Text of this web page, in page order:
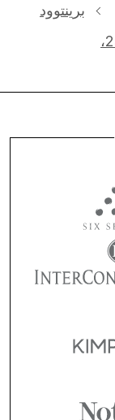
برينتوود
هوليداي إن برنتوود الطريق 25،